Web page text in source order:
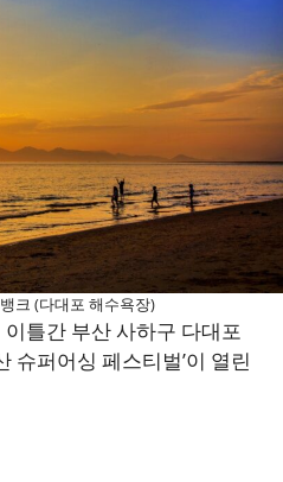
크 (다대포 해수욕장)
틀간 부산 사하구 다대포
슈퍼어싱 페스티벌’이 열린